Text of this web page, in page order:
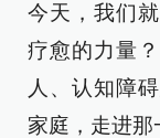
今天，我们
疗愈的力量
人、认知障
家庭，走进那